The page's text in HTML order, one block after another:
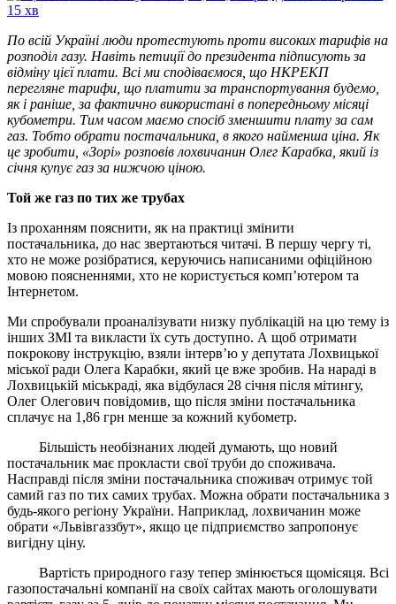
По всій Україні люди протестують проти високих тарифів на
розподіл газу. Навіть петиції до президента підписують за
відміну цієї плати. Всі ми сподіваємося, що НКРЕКП
перегляне тарифи, що платити за транспортування будемо,
як і раніше, за фактично використані в попередньому місяці
кубометри. Тим часом маємо спосіб зменшити плату за сам
газ. Тобто обрати постачальника, в якого найменша ціна. Як
це зробити, «Зорі» розповів лохвичанин Олег Карабка, який із
січня купує газ за нижчою ціною.
Той же газ по тих же трубах
Із проханням пояснити, як на практиці змінити
постачальника, до нас звертаються читачі. В першу чергу ті,
хто не може розібратися, керуючись написаними офіційною
мовою поясненнями, хто не користується комп’ютером та
Інтернетом.
Ми спробували проаналізувати низку публікацій на цю тему із
інших ЗМІ та викласти їх суть доступно. А щоб отримати
покрокову інструкцію, взяли інтерв’ю у депутата Лохвицької
міської ради Олега Карабки, який це вже зробив. На нараді в
Лохвицькій міськраді, яка відбулася 28 січня після мітингу,
Олег Олегович повідомив, що після зміни постачальника
сплачує на 1,86 грн менше за кожний кубометр.
Більшість необізнаних людей думають, що новий
постачальник має прокласти свої труби до споживача.
Насправді після зміни постачальника споживач отримує той
самий газ по тих самих трубах. Можна обрати постачальника з
будь-якого регіону України. Наприклад, лохвичанин може
обрати «Львівгаззбут», якщо це підприємство запропонує
вигідну ціну.
Вартість природного газу тепер змінюється щомісяця. Всі
газопостачальні компанії на своїх сайтах мають оголошувати